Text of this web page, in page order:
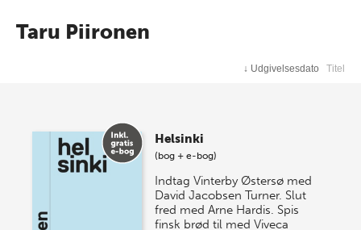
Taru Piironen
↓ Udgivelsesdato Titel
Helsinki
(bog + e-bog)
Indtag Vinterby Østersø med
David Jacobsen Turner. Slut
fred med Arne Hardis. Spis
finsk brød til med Viveca